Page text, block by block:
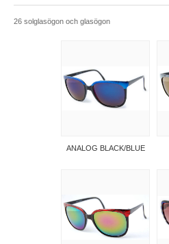
26 solglasögon och glasögon
ANALOG BLACK/BLUE